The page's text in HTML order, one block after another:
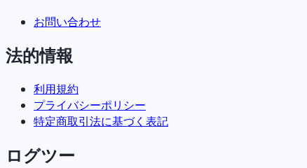
お問い合わせ
法的情報
利用規約
プライバシーポリシー
特定商取引法に基づく表記
ログツー